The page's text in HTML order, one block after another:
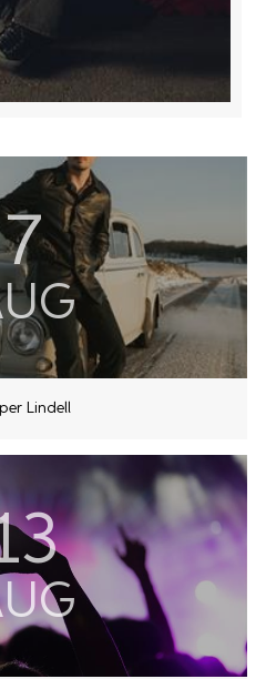
7
Lindell